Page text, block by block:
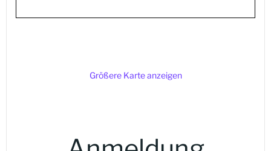
Größere Karte anzeigen